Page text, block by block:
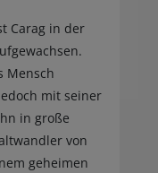
Carag in der
Mensch
mit seiner
in große
von
geheimen